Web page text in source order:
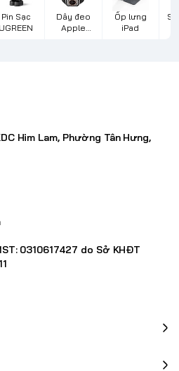
Pin Sạc
UGREEN
Dây đeo
Apple
Ốp lưng
iPad
Him Lam, Phường Tân Hưng,
0310617427 do Sở KHĐT